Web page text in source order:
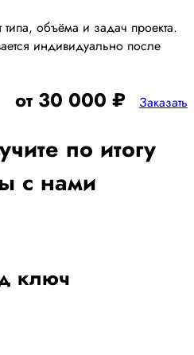
типа, объёма и задач проекта.
индивидуально после
от 30 000 ₽ Заказать
по итогу
с нами
ключ